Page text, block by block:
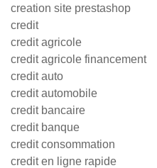
creation site prestashop
credit
credit agricole
credit agricole financement
credit auto
credit automobile
credit bancaire
credit banque
credit consommation
credit en ligne rapide